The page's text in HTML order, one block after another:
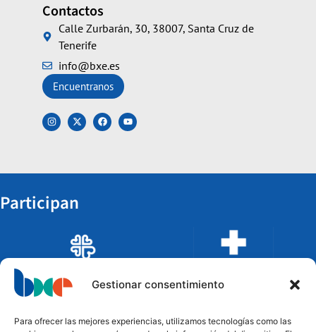
Gestionar consentimiento
Para ofrecer las mejores experiencias, utilizamos tecnologías como las
Contactos
Calle Zurbarán, 30, 38007, Santa Cruz de
Tenerife
info@bxe.es
Encuentranos
Participan